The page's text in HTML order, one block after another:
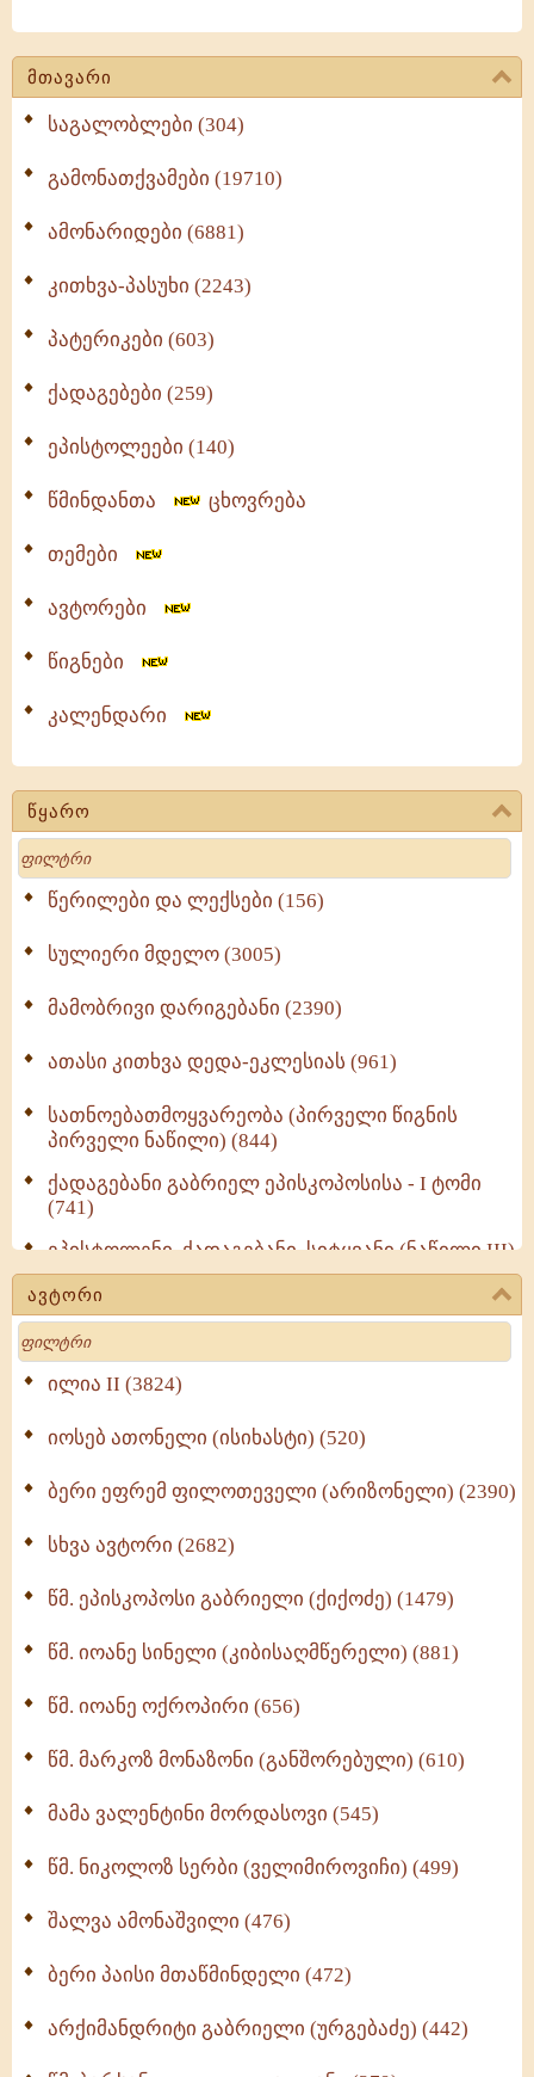
მთავარი
საგალობლები (304)
გამონათქვამები (19710)
ამონარიდები (6881)
კითხვა-პასუხი (2243)
პატერიკები (603)
ქადაგებები (259)
ეპისტოლეები (140)
წმინდანთა ცხოვრება
თემები
ავტორები
წიგნები
კალენდარი
წყარო
Search
წერილები და ლექსები (156)
სულიერი მდელო (3005)
მამობრივი დარიგებანი (2390)
ათასი კითხვა დედა-ეკლესიას (961)
სათნოებათმოყვარეობა (პირველი წიგნის
პირველი ნაწილი) (844)
ქადაგებანი გაბრიელ ეპისკოპოსისა - I ტომი
(741)
ეპისტოლენი, ქადაგებანი, სიტყვანი (ნაწილი III)
(723)
მოძღვრის ძალზე სასარგებლო რჩევები
მრევლისათვის (545)
Wisdomge (514)
ქადაგებანი გაბრიელ ეპისკოპოსისა - II ტომი
სულიერი ცხოვრების სახელმძღვანელო -
ნაწილი II (369)
ავტორი
Search
ილია II (3824)
იოსებ ათონელი (ისიხასტი) (520)
ბერი ეფრემ ფილოთეველი (არიზონელი) (2390)
სხვა ავტორი (2682)
წმ. ეპისკოპოსი გაბრიელი (ქიქოძე) (1479)
წმ. იოანე სინელი (კიბისაღმწერელი) (881)
წმ. იოანე ოქროპირი (656)
წმ. მარკოზ მონაზონი (განშორებული) (610)
მამა ვალენტინი მორდასოვი (545)
წმ. ნიკოლოზ სერბი (ველიმიროვიჩი) (499)
შალვა ამონაშვილი (476)
ბერი პაისი მთაწმინდელი (472)
არქიმანდრიტი გაბრიელი (ურგებაძე) (442)